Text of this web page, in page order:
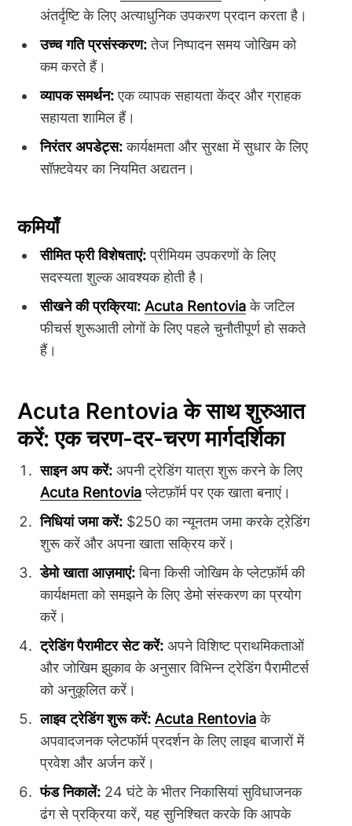
अंतर्दृष्टि के लिए अत्याधुनिक उपकरण प्रदान करता है।
उच्च गति प्रसंस्करण:तेज निष्पादन समय जोखिम को
कम करते हैं।
व्यापक समर्थन:एक व्यापक सहायता केंद्र और ग्राहक
सहायता शामिल हैं।
निरंतर अपडेट्स:कार्यक्षमता और सुरक्षा में सुधार के लिए
सॉफ़्टवेयर का नियमित अद्यतन।
कमियाँ
सीमित फ्री विशेषताएं:प्रीमियम उपकरणों के लिए
सदस्यता शुल्क आवश्यक होती है।
सीखने की प्रक्रिया: Acuta Rentoviaके जटिल
फीचर्स शुरूआती लोगों के लिए पहले चुनौतीपूर्ण हो सकते
हैं।
Acuta Rentovia के साथ शुरुआत
करें: एक चरण-दर-चरण मार्गदर्शिका
साइन अप करें: अपनी ट्रेडिंग यात्रा शुरू करने के लिए
Acuta Rentoviaप्लेटफ़ॉर्म पर एक खाता बनाएं।
निधियां जमा करें: $250 का न्यूनतम जमा करके ट्रे़डिंग
शुरू करें और अपना खाता सक्रिय करें।
डेमो खाता आज़माएं:बिना किसी जोखिम के प्लेटफ़ॉर्म की
कार्यक्षमता को समझने के लिए डेमो संस्करण का प्रयोग
करें।
ट्रेडिंग पैरामीटर सेट करें: अपने विशिष्ट प्राथमिकताओं
और जोखिम झुकाव के अनुसार विभिन्न ट्रेडिंग पैरामीटर्स
को अनुकूलित करें।
लाइव ट्रेडिंग शुरू करें: Acuta Rentoviaके
अपवादजनक प्लेटफॉर्म प्रदर्शन के लिए लाइव बाजारों में
प्रवेश और अर्जन करें।
फंड निकालें: 24 घंटे के भीतर निकासियां सुविधाजनक
ढंग से प्रक्रिया करें, यह सुनिश्चित करके कि आपके